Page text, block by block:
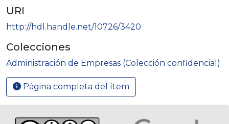
URI
http://hdl.handle.net/10726/3420
Colecciones
Administración de Empresas (Colección confidencial)
Página completa del ítem